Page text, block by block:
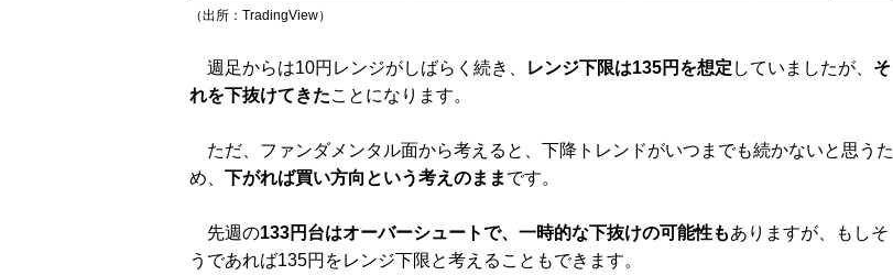
（出所：TradingView）
週足からは10円レンジがしばらく続き、 レンジ下限は135円を想定 していましたが、 そ
れを下抜けてきたことになります。
ただ、ファンダメンタル面から考えると、下降トレンドがいつまでも続かないと思うた
め、 下がれば買い方向という考えのまま です。
先週の133円台はオーバーシュートで、一時的な下抜けの可能性もありますが、もしそ
うであれば135円をレンジ下限と考えることもできます。